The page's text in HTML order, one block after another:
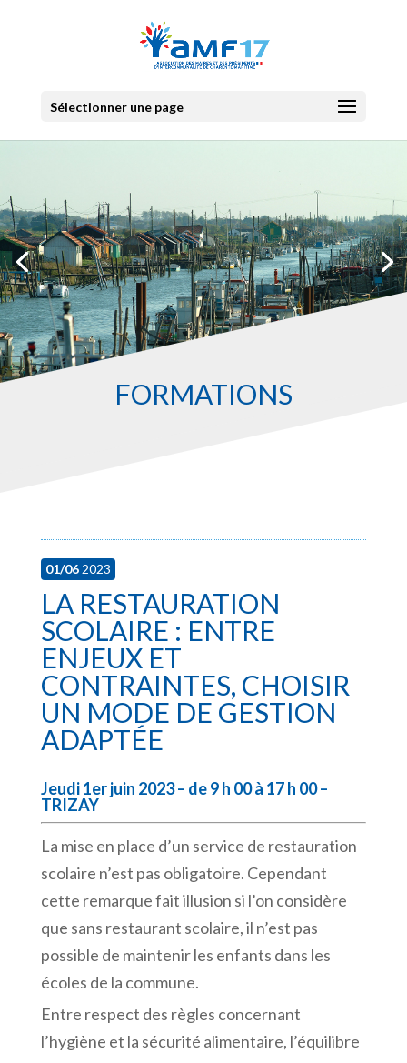
Sélectionner une page
FORMATIONS
01/062023
LA RESTAURATION
SCOLAIRE : ENTRE
ENJEUX ET
CONTRAINTES, CHOISIR
UN MODE DE GESTION
ADAPTÉE
Jeudi 1er juin 2023 – de 9 h 00 à 17 h 00 –
TRIZAY
La mise en place d’un service de restauration
scolaire n’est pas obligatoire. Cependant
cette remarque fait illusion si l’on considère
que sans restaurant scolaire, il n’est pas
possible de maintenir les enfants dans les
écoles de la commune.
Entre respect des règles concernant
l’hygiène et la sécurité alimentaire, l’équilibre